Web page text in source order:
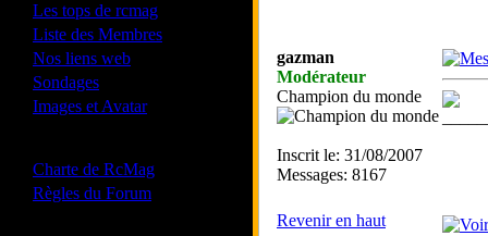
Les tops de rcmag
Liste des Membres
Nos liens web
Sondages
Images et Avatar
Charte de RcMag
Règles du Forum
gazman
Modérateur
Champion du monde
Inscrit le: 31/08/2007
Messages: 8167
Revenir en haut